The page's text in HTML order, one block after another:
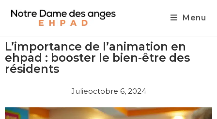
Menu
L’importance de l’animation en
ehpad : booster le bien-être des
résidents
Julieoctobre 6, 2024